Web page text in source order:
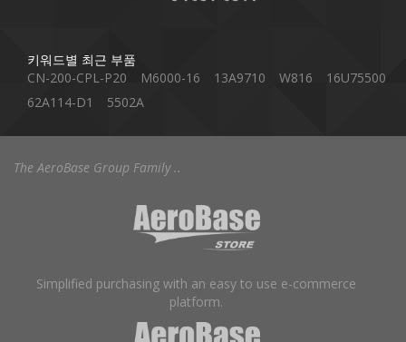
키워드별 최근 부품
CN-200-CPL-P20
M6000-16 13A9710 W816
16U75500
62A114-D1
5502A
The AeroBase Group Family ..
Simplified purchasing with an easy to use e-commerce
platform.